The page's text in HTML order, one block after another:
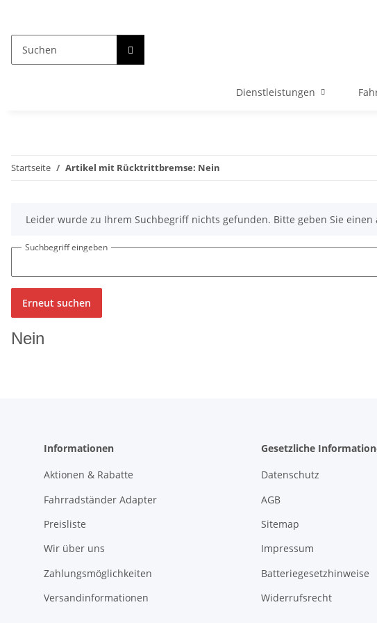
Dienstleistungen
Startseite Artikel mit Rücktrittbremse: Nein
xLeider wurde zu Ihrem Suchbegriff nichts gefunden. Bitte geben Sie
Suchbegriff eingeben
Erneut suchen
Nein
Informationen
Aktionen & Rabatte
Fahrradständer Adapter
Preisliste
Wir über uns
Zahlungsmöglichkeiten
Versandinformationen
Gesetzliche
Datenschutz
AGB
Sitemap
Impressum
Batteriegesetzhinweise
Widerrufsrecht